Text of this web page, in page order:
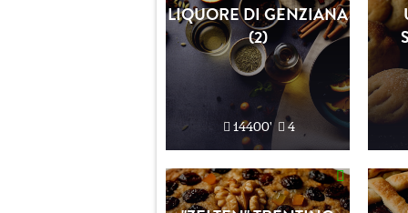
LIQUORE DI GENZIANA
(2)
14400' 4